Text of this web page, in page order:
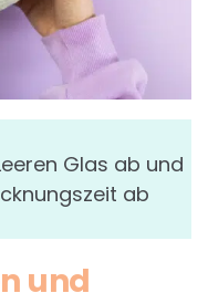
Glas ab und
ab
und